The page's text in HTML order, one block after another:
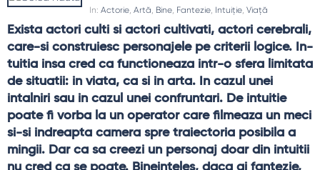
In: Actorie, Artă, Bine, Fantezie, Intuiție, Viață
Exista actori culti si actori cultivati, actori cerebrali,
care-si construiesc personajele pe criterii logice. In­
tuitia insa cred ca functioneaza intr-o sfera limitata
de situatii: in viata, ca si in arta. In cazul unei
intalniri sau in cazul unei confruntari. De intuitie
poate fi vorba la un operator care filmeaza un meci
si-si indreapta camera spre traiectoria posibila a
mingii. Dar ca sa creezi un personaj doar din intuitii
nu cred ca se poate. Bine­inteles, daca ai fantezie,